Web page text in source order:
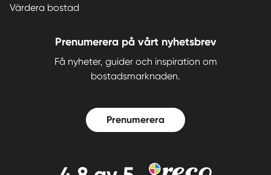
Värdera bostad
Prenumerera på vårt nyhetsbrev
Få nyheter, guider och inspiration om
bostadsmarknaden.
Prenumerera